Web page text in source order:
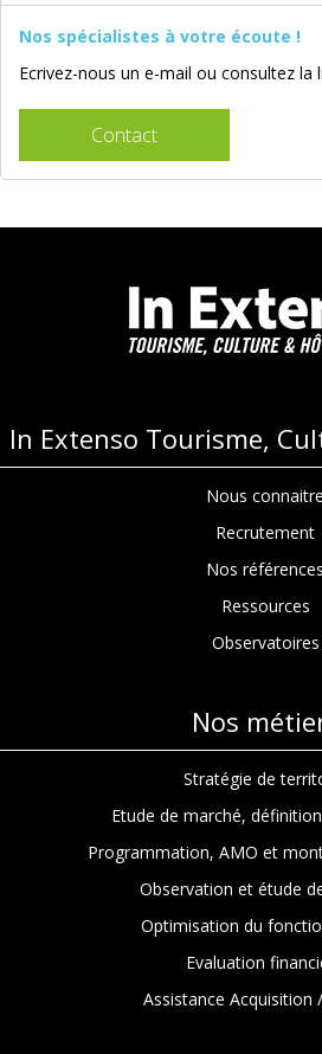
Nos spécialistes à votre écoute !
Ecrivez-nous un e-mail ou consultez la
Contact
In Extenso Tourisme,
Nous connaitre
Recrutement
Nos références
Ressources
Observatoires
Nos
Stratégie de
Etude de marché,
Programmation, AMO et
Observation et étude
Optimisation du
Evaluation
Assistance Acquisition